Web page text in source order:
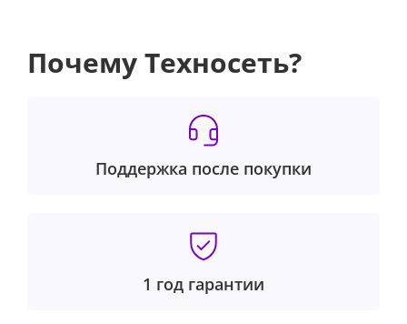
Почему Техносеть?
Поддержка после покупки
1 год гарантии